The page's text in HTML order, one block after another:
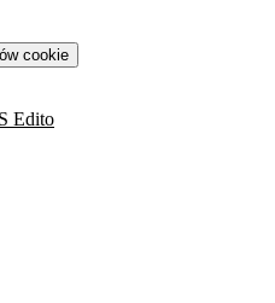
cookie
Edito